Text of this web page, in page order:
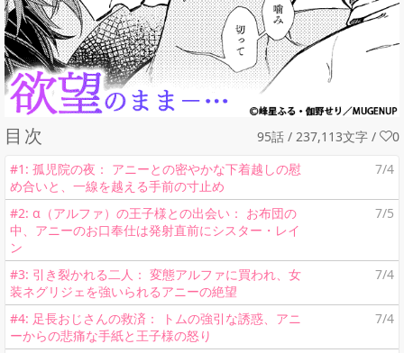
目次 95話 / 237,113文字 /
0
#1: 孤児院の夜： アニーとの密やかな下着越しの慰
め合いと、一線を越える手前の寸止め
7/4
#2: α（アルファ）の王子様との出会い： お布団の
中、アニーのお口奉仕は発射直前にシスター・レイ
ン
7/5
#3: 引き裂かれる二人： 変態アルファに買われ、女
装ネグリジェを強いられるアニーの絶望
7/4
#4: 足長おじさんの救済： トムの強引な誘惑、アニ
ーからの悲痛な手紙と王子様の怒り
7/4